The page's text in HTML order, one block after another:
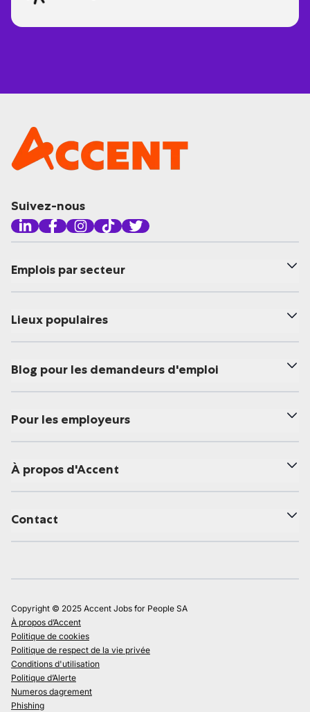
Suivez-nous
Emplois par secteur
Lieux populaires
Blog pour les demandeurs d'emploi
Pour les employeurs
À propos d'Accent
Contact
Copyright © 2025 Accent Jobs for People SA
À propos d’Accent
Politique de cookies
Politique de respect de la vie privée
Conditions d'utilisation
Politique d’Alerte
Numeros dagrement
Phishing